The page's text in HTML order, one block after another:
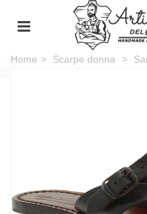
Home > Scarpe donna >